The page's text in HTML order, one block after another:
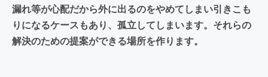
漏れ等が心配だから外に出るのをやめてしまい引きこも
りになるケースもあり、孤立してしまいます。それらの
解決のための提案ができる場所を作ります。